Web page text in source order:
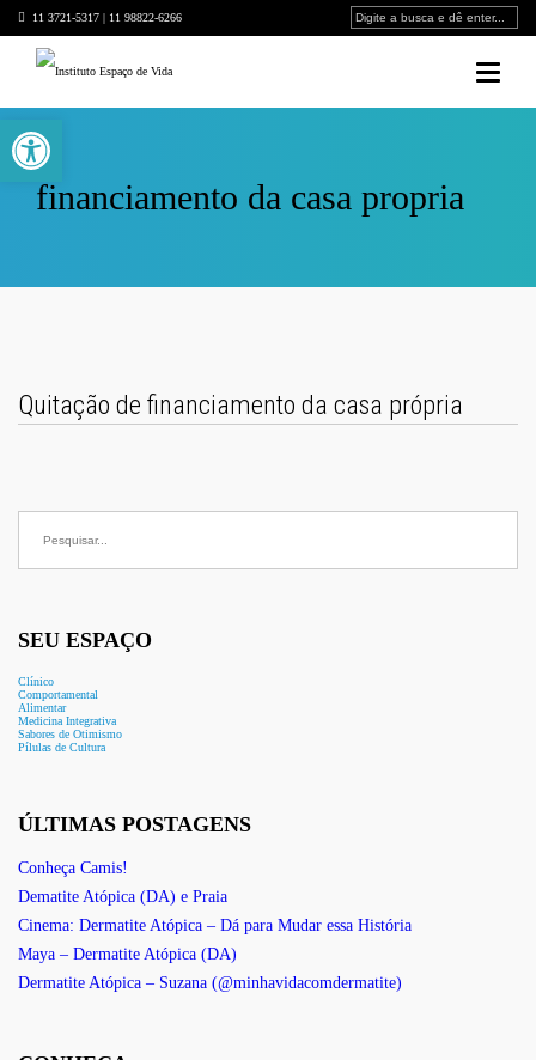
11 3721-5317 | 11 98822-6266
financiamento da casa propria
Quitação de financiamento da casa própria
Buscar
SEU ESPAÇO
Clínico
Comportamental
Alimentar
Medicina Integrativa
Sabores de Otimismo
Pílulas de Cultura
ÚLTIMAS POSTAGENS
Conheça Camis!
Dematite Atópica (DA) e Praia
Cinema: Dermatite Atópica – Dá para Mudar essa História
Maya – Dermatite Atópica (DA)
Dermatite Atópica – Suzana (@minhavidacomdermatite)
Barra de Ferramentas Aberta